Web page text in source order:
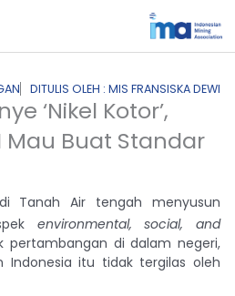
DITULIS OLEH : MIS FRANSISKA DEWI
‘Nikel Kotor’,
Mau Buat Standar
Tanah Air tengah menyusun
environmental, social, and
pertambangan di dalam negeri,
Indonesia itu tidak tergilas oleh